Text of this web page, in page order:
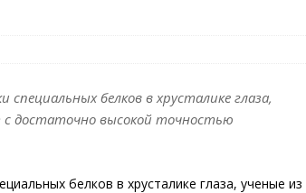
белков в хрусталике глаза,
с достаточно высокой точностью
белков в хрусталике глаза, ученые из